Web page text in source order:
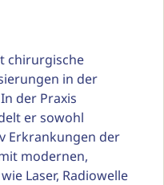
chirurgische
in der
der Praxis
er sowohl
Erkrankungen der
modernen,
Laser, Radiowelle